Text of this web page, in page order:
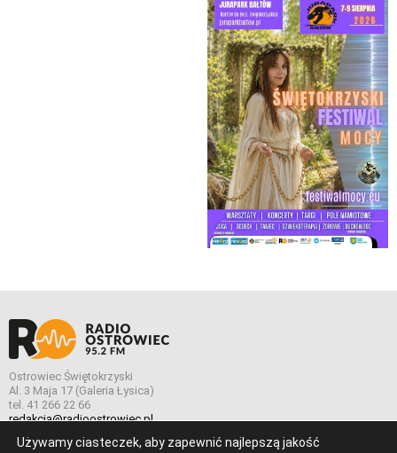
Ostrowiec Świętokrzyski
Al. 3 Maja 17 (Galeria Łysica)
tel. 41 266 22 66
redakcja@radioostrowiec.pl
Używamy ciasteczek, aby zapewnić najlepszą jakość